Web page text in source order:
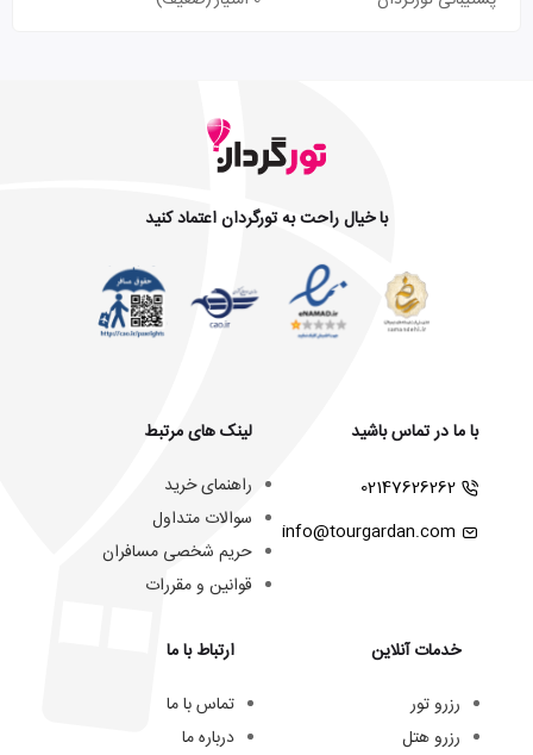
با خیال راحت به تورگردان اعتماد کنید
با ما در تماس باشید
02147626262
info@tourgardan.com
خدمات آنلاین
رزرو تور
رزرو هتل
لینک های مرتبط
راهنمای خرید
سوالات متداول
حریم شخصی مسافران
قوانین و مقررات
ارتباط با ما
تماس با ما
درباره ما